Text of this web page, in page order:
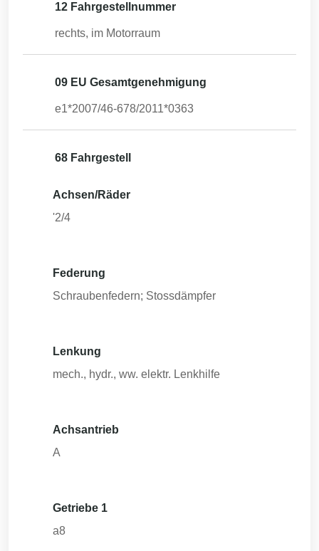
12 Fahrgestellnummer
rechts, im Motorraum
09 EU Gesamtgenehmigung
e1*2007/46-678/2011*0363
68 Fahrgestell
Achsen/Räder
'2/4
Federung
Schraubenfedern; Stossdämpfer
Lenkung
mech., hydr., ww. elektr. Lenkhilfe
Achsantrieb
A
Getriebe 1
a8